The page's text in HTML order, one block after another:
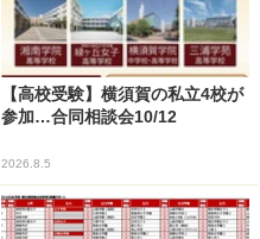
【高校受験】横須賀の私立4校が
参加…合同相談会10/12
2026.8.5